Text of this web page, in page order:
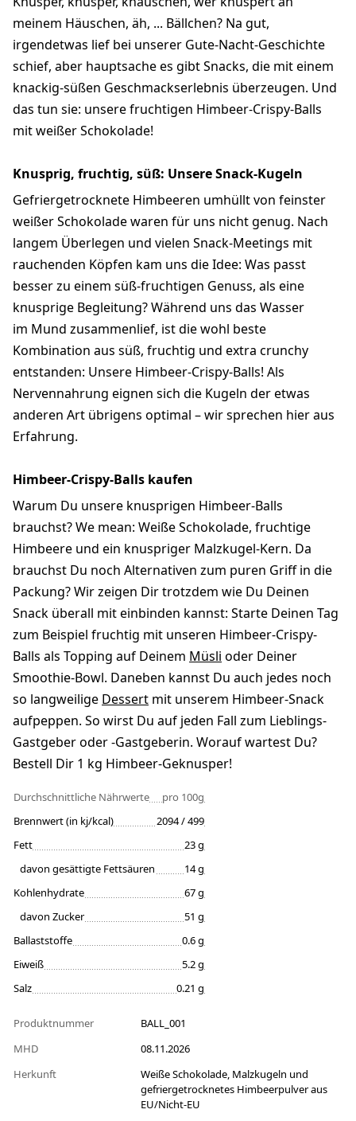
meinem Häuschen, äh, ... Bällchen? Na gut,
irgendetwas lief bei unserer Gute-Nacht-Geschichte
schief, aber hauptsache es gibt Snacks, die mit einem
knackig-süßen Geschmackserlebnis überzeugen. Und
das tun sie: unsere fruchtigen Himbeer-Crispy-Balls
mit weißer Schokolade!
Knusprig, fruchtig, süß: Unsere Snack-Kugeln
Gefriergetrocknete Himbeeren umhüllt von feinster
weißer Schokolade waren für uns nicht genug. Nach
langem Überlegen und vielen Snack-Meetings mit
rauchenden Köpfen kam uns die Idee: Was passt
besser zu einem süß-fruchtigen Genuss, als eine
knusprige Begleitung? Während uns das Wasser
im Mund zusammenlief, ist die wohl beste
Kombination aus süß, fruchtig und extra crunchy
entstanden: Unsere Himbeer-Crispy-Balls! Als
Nervennahrung eignen sich die Kugeln der etwas
anderen Art übrigens optimal – wir sprechen hier aus
Erfahrung.
Himbeer-Crispy-Balls kaufen
Warum Du unsere knusprigen Himbeer-Balls
brauchst? We mean: Weiße Schokolade, fruchtige
Himbeere und ein knuspriger Malzkugel-Kern. Da
brauchst Du noch Alternativen zum puren Griff in die
Packung? Wir zeigen Dir trotzdem wie Du Deinen
Snack überall mit einbinden kannst: Starte Deinen Tag
zum Beispiel fruchtig mit unseren Himbeer-Crispy-
Balls als Topping auf Deinem Müsli oder Deiner
Smoothie-Bowl. Daneben kannst Du auch jedes noch
so langweilige Dessert mit unserem Himbeer-Snack
aufpeppen. So wirst Du auf jeden Fall zum Lieblings-
Gastgeber oder -Gastgeberin. Worauf wartest Du?
Bestell Dir 1 kg Himbeer-Geknusper!
Durchschnittliche Nährwerte
pro 100g
Brennwert (in kj/kcal)
2094 / 499
Fett
23 g
davon gesättigte Fettsäuren
14 g
Kohlenhydrate
67 g
davon Zucker
51 g
Ballaststoffe
0.6 g
Eiweiß
5.2 g
Salz
0.21 g
Produktnummer
BALL_001
MHD
08.11.2026
Herkunft
Weiße Schokolade, Malzkugeln und
gefriergetrocknetes Himbeerpulver aus
EU/Nicht-EU